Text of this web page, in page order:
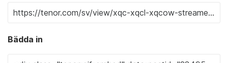
Bädda in